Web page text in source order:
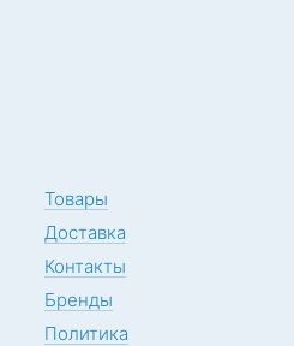
Товары
Доставка
Контакты
Бренды
Политика